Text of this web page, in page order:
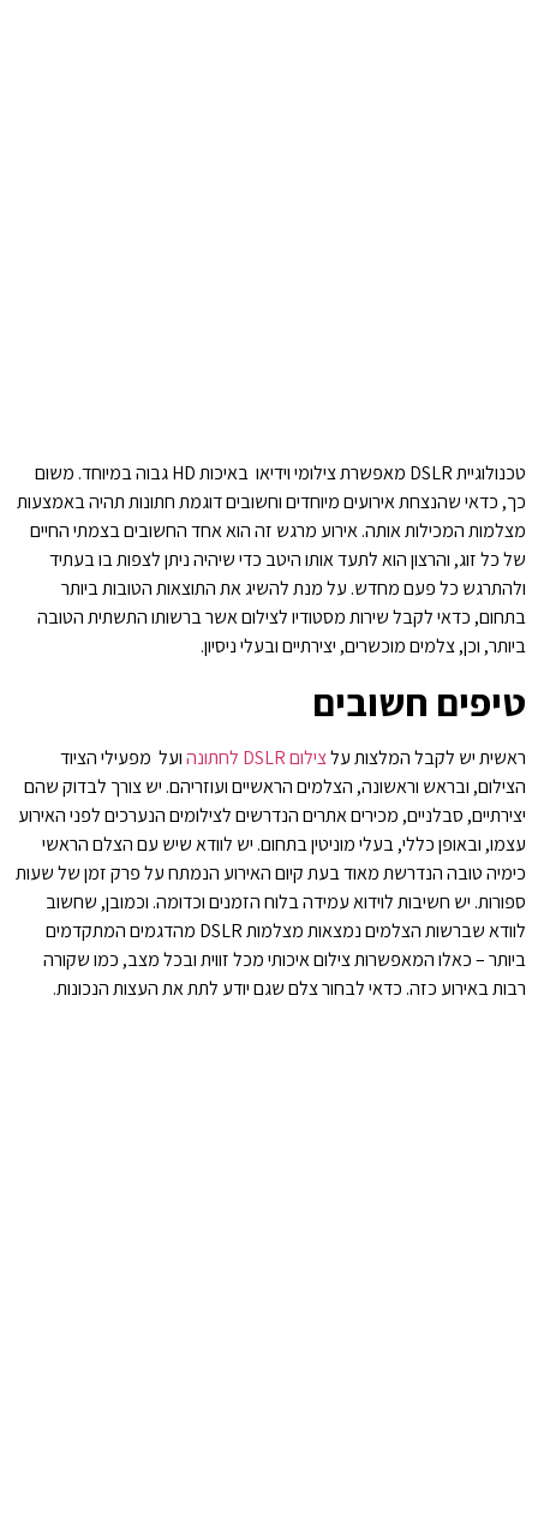
טכנולוגיית DSLR מאפשרת צילומי וידיאו באיכות HD גבוה במיוחד. משום
כך, כדאי שהנצחת אירועים מיוחדים וחשובים דוגמת חתונות תהיה באמצעות
מצלמות המכילות אותה. אירוע מרגש זה הוא אחד החשובים בצמתי החיים
של כל זוג, והרצון הוא לתעד אותו היטב כדי שיהיה ניתן לצפות בו בעתיד
ולהתרגש כל פעם מחדש. על מנת להשיג את התוצאות הטובות ביותר
בתחום, כדאי לקבל שירות מסטודיו לצילום אשר ברשותו התשתית הטובה
ביותר, וכן, צלמים מוכשרים, יצירתיים ובעלי ניסיון.
טיפים חשובים
ראשית יש לקבל המלצות עלצילום DSLR לחתונה
ועל מפעילי הציוד
הצילום, ובראש וראשונה, הצלמים הראשיים ועוזריהם. יש צורך לבדוק שהם
יצירתיים, סבלניים, מכירים אתרים הנדרשים לצילומים הנערכים לפני האירוע
עצמו, ובאופן כללי, בעלי מוניטין בתחום. יש לוודא שיש עם הצלם הראשי
כימיה טובה הנדרשת מאוד בעת קיום האירוע הנמתח על פרק זמן של שעות
ספורות. יש חשיבות לוידוא עמידה בלוח הזמנים וכדומה. וכמובן, שחשוב
לוודא שברשות הצלמים נמצאות מצלמות DSLR מהדגמים המתקדמים
ביותר – כאלו המאפשרות צילום איכותי מכל זווית ובכל מצב, כמו שקורה
רבות באירוע כזה. כדאי לבחור צלם שגם יודע לתת את העצות הנכונות.